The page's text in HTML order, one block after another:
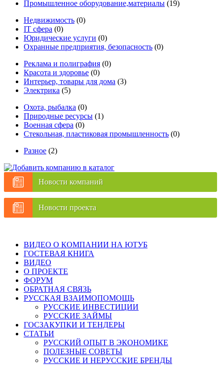
Промышленное оборудование,материалы (19)
Недвижимость (0)
IT сфера (0)
Юридические услуги (0)
Охранные предприятия, безопасность (0)
Реклама и полиграфия (0)
Красота и здоровье (0)
Интерьер, товары для дома (3)
Электрика (5)
Охота, рыбалка (0)
Природные ресурсы (1)
Военная сфера (0)
Стекольная, пластиковая промышленность (0)
Разное (2)
Новости компаний
Новости проекта
ВИДЕО О КОМПАНИИ НА ЮТУБ
ГОСТЕВАЯ КНИГА
ВИДЕО
О ПРОЕКТЕ
ФОРУМ
ОБРАТНАЯ СВЯЗЬ
РУССКАЯ ВЗАИМОПОМОЩЬ
РУССКИЕ ИНВЕСТИЦИИ
РУССКИЕ ЗАЙМЫ
ГОСЗАКУПКИ И ТЕНДЕРЫ
СТАТЬИ
РУССКИЙ ОПЫТ В ЭКОНОМИКЕ
ПОЛЕЗНЫЕ СОВЕТЫ
РУССКИЕ И НЕРУССКИЕ БРЕНДЫ